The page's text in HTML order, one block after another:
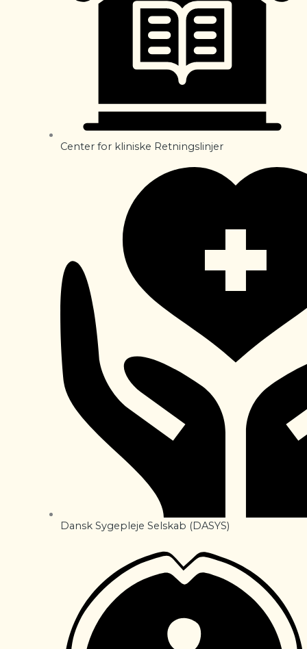
Center for kliniske Retningslinjer
Dansk Sygepleje Selskab (DASYS)